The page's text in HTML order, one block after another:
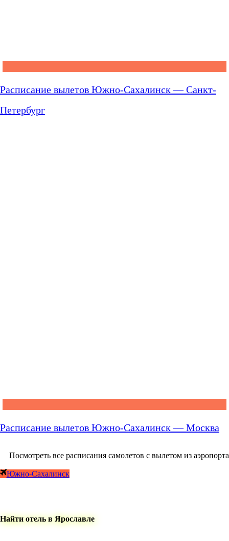
Расписание вылетов Южно-Сахалинск — Санкт-
Петербург
Расписание вылетов Южно-Сахалинск — Москва
Посмотреть все расписания самолетов с вылетом из аэропорта
Южно-Сахалинск
Найти отель в Ярославле